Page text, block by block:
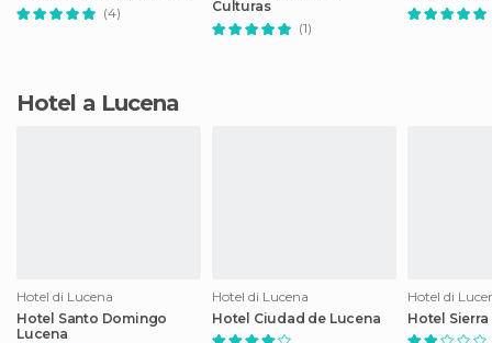
(4)
Culturas
(1)
Hotel a Lucena
Hotel di Lucena
Hotel Santo Domingo
Lucena
Hotel di Lucena
Hotel Ciudad de Lucena
Hotel di
Hotel